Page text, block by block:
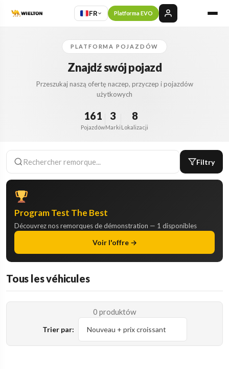
FR Platforma EVO
PLATFORMA POJAZDÓW
Znajdź swój pojazd
Przeszukaj naszą ofertę naczep, przyczep i pojazdów
użytkowych
161
Pojazdów
3
Marki
8
Lokalizacji
Filtry
Program Test The Best
Découvrez nos remorques de démonstration — 1 disponibles
Voir l'offre →
Tous les véhicules
0 produktów
Trier par: